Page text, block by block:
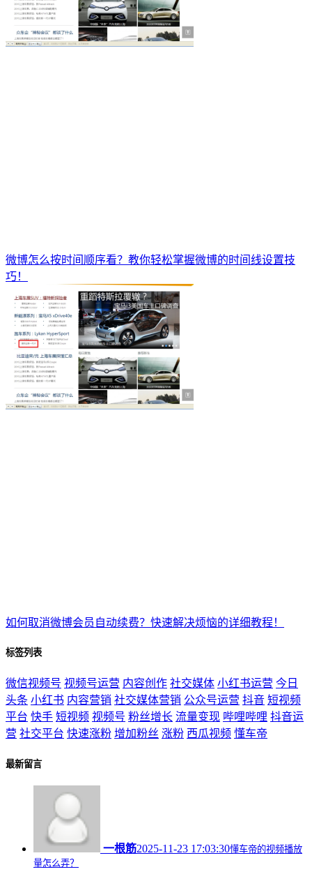
微博怎么按时间顺序看？教你轻松掌握微博的时间线设置技
巧！
如何取消微博会员自动续费？快速解决烦恼的详细教程！
标签列表
微信视频号 视频号运营 内容创作 社交媒体 小红书运营 今日
头条 小红书 内容营销 社交媒体营销 公众号运营 抖音 短视频
平台 快手 短视频 视频号 粉丝增长 流量变现 哔哩哔哩 抖音运
营 社交平台 快速涨粉 增加粉丝 涨粉 西瓜视频 懂车帝
最新留言
一根筋2025-11-23 17:03:30懂车帝的视频播放
量怎么弄？